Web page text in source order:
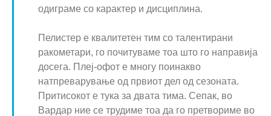
одиграме со карактер и дисциплина.
Пелистер е квалитетен тим со талентирани
ракометари, го почитуваме тоа што го направија
досега. Плеј-офот е многу поинакво
натпреварување од првиот дел од сезоната.
Притисокот е тука за двата тима. Сепак, во
Вардар ние се трудиме тоа да го претвориме во